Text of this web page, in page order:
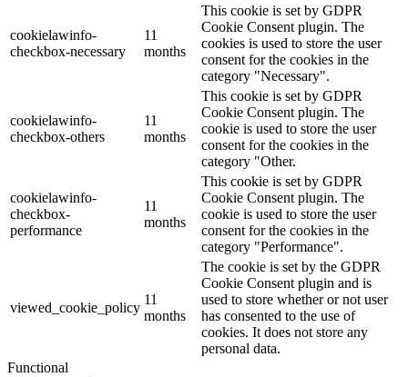
cookielawinfo-
checkbox-necessary
11
months
This cookie is set by GDPR
Cookie Consent plugin. The
cookies is used to store the user
consent for the cookies in the
category "Necessary".
cookielawinfo-
checkbox-others
11
months
This cookie is set by GDPR
Cookie Consent plugin. The
cookie is used to store the user
consent for the cookies in the
category "Other.
cookielawinfo-
checkbox-
performance
11
months
This cookie is set by GDPR
Cookie Consent plugin. The
cookie is used to store the user
consent for the cookies in the
category "Performance".
viewed_cookie_policy
11
months
The cookie is set by the GDPR
Cookie Consent plugin and is
used to store whether or not user
has consented to the use of
cookies. It does not store any
personal data.
Functional